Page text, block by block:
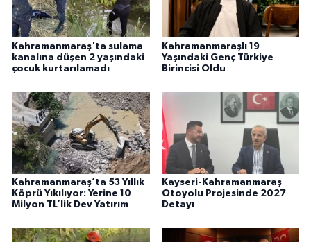
Kahramanmaraş'ta sulama
kanalına düşen 2 yaşındaki
çocuk kurtarılamadı
Kahramanmaraşlı 19
Yaşındaki Genç Türkiye
Birincisi Oldu
Kahramanmaraş’ta 53 Yıllık
Köprü Yıkılıyor: Yerine 10
Milyon TL’lik Dev Yatırım
Kayseri-Kahramanmaraş
Otoyolu Projesinde 2027
Detayı